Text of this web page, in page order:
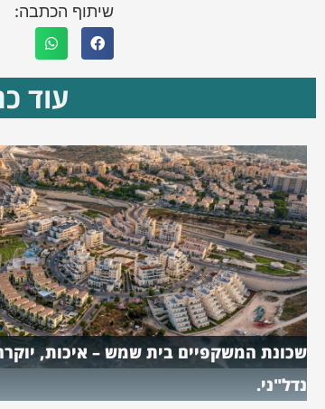
שיתוף הכתבה:
עוד
שכונת המשקפיים בית שמש – איכות,
נדל"ני.